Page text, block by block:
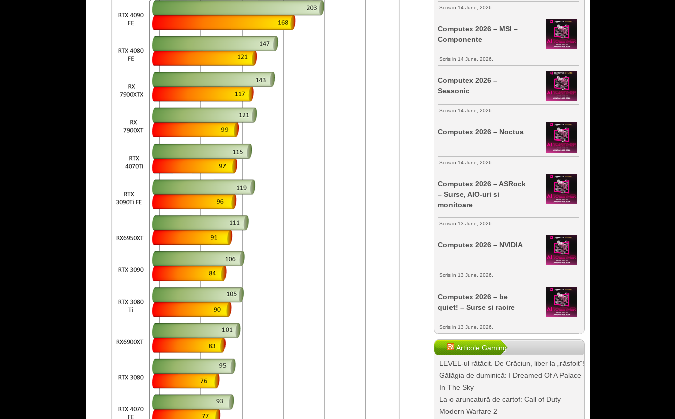
Scris in 14 June, 2026.
Computex 2026 – MSI –
Componente
Scris in 14 June, 2026.
Computex 2026 –
Seasonic
Scris in 14 June, 2026.
Computex 2026 – Noctua
Scris in 14 June, 2026.
Computex 2026 – ASRock
– Surse, AIO-uri si
monitoare
Scris in 13 June, 2026.
Computex 2026 – NVIDIA
Scris in 13 June, 2026.
Computex 2026 – be
quiet! – Surse si racire
Scris in 13 June, 2026.
Articole Gaming
LEVEL-ul rătăcit. De Crăciun, liber la „răsfoit”!
Gălăgia de duminică: I Dreamed Of A Palace
In The Sky
La o aruncatură de cartof: Call of Duty
Modern Warfare 2